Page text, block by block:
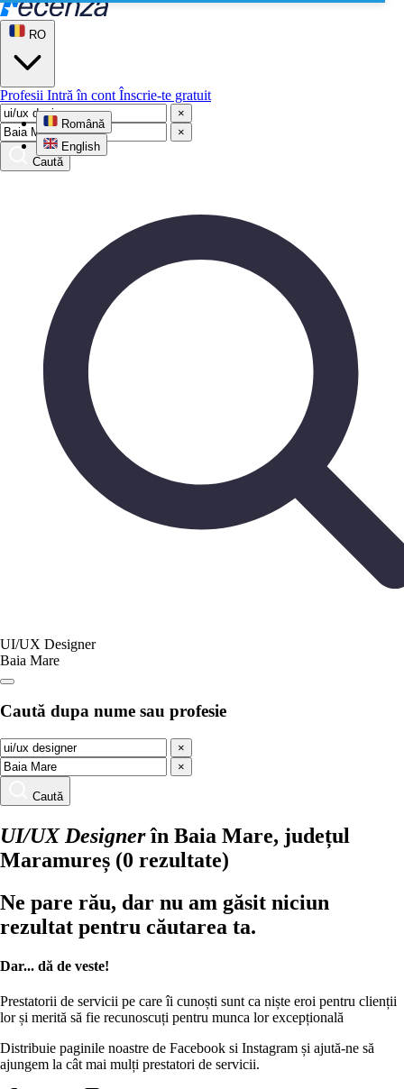
RO
Română
English
Profesii Intră în cont Înscrie-te gratuit
×
×
Caută
UI/UX Designer
Baia Mare
Caută dupa nume sau profesie
×
×
Caută
UI/UX Designerîn Baia Mare, județul
Maramureș (0 rezultate)
Ne pare rău, dar nu am găsit niciun
rezultat pentru căutarea ta.
Dar... dă de veste!
Prestatorii de servicii pe care îi cunoști sunt ca niște eroi pentru clienții
lor și merită să fie recunoscuți pentru munca lor excepțională
Distribuie paginile noastre de Facebook si Instagram și ajută-ne să
ajungem la cât mai mulți prestatori de servicii.